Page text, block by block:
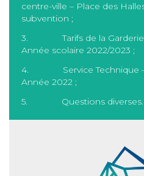
centre-ville – Place des
subvention ;
3. Tarifs de la Garderie
Année scolaire 2022/2023 ;
4. Service Technique –
Année 2022 ;
5. Questions diverses.